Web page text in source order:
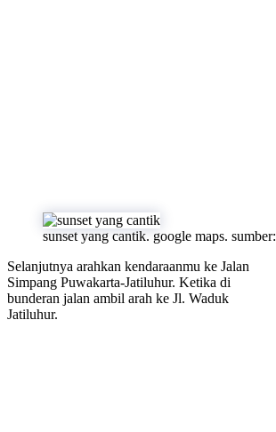
sunset yang cantik. google maps. sumber:
Selanjutnya arahkan kendaraanmu ke Jalan
Simpang Puwakarta-Jatiluhur. Ketika di
bunderan jalan ambil arah ke Jl. Waduk
Jatiluhur.